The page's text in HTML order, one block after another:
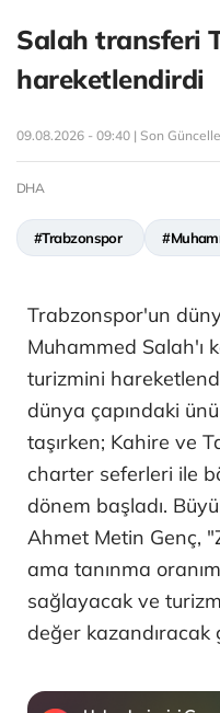
Salah transferi
hareketlendirdi
09.08.2026 - 09:40 | Son
DHA
#Trabzonspor
Trabzonspor'un
Muhammed Salah'ı
turizmini
dünya çapındaki ünü
taşırken; Kahire ve
charter seferleri ile
dönem başladı.
Ahmet Metin Genç,
ama tanınma
sağlayacak ve
değer kazandıracak